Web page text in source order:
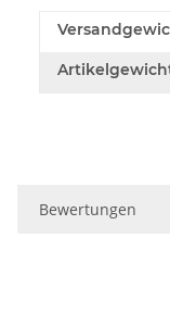
Bewertungen